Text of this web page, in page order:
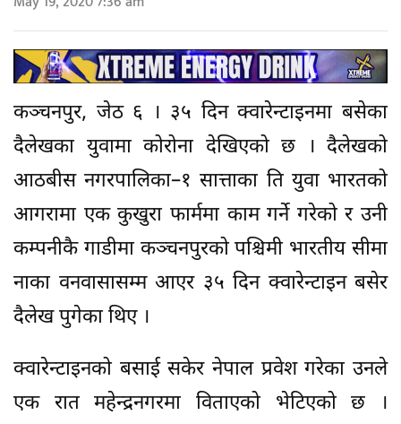
कञ्चनपुर, जेठ ६ । ३५ दिन क्वारेन्टाइनमा बसेका
दैलेखका युवामा कोरोना देखिएको छ । दैलेखको
आठबीस नगरपालिका–१ सात्ताका ति युवा भारतको
आगरामा एक कुखुरा फार्ममा काम गर्ने गरेको र उनी
कम्पनीकै गाडीमा कञ्चनपुरको पश्चिमी भारतीय सीमा
नाका वनवासासम्म आएर ३५ दिन क्वारेन्टाइन बसेर
दैलेख पुगेका थिए ।
क्वारेन्टाइनको बसाई सकेर नेपाल प्रवेश गरेका उनले
एक रात महेन्द्रनगरमा विताएको भेटिएको छ ।